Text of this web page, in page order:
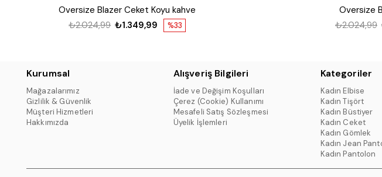
Oversize Blazer Ceket Koyu kahve
%33
₺1.349,99
₺2.024,99
Oversize
₺2.024,99
Kurumsal
Mağazalarımız
Gizlilik & Güvenlik
Müşteri Hizmetleri
Hakkımızda
Alışveriş Bilgileri
İade ve Değişim Koşulları
Çerez (Cookie) Kullanımı
Mesafeli Satış Sözleşmesi
Üyelik İşlemleri
Kategoriler
Kadın Elbise
Kadın Tişört
Kadın Büstiyer
Kadın Ceket
Kadın Gömlek
Kadın Jean
Kadın Pantolon